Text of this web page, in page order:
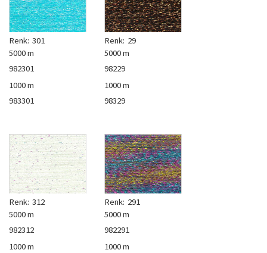
Renk: 301
5000 m
982301
1000 m
983301
Renk: 29
5000 m
98229
1000 m
98329
Renk: 312
5000 m
982312
1000 m
Renk: 291
5000 m
982291
1000 m